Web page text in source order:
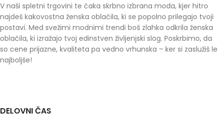
V naši spletni trgovini te čaka skrbno izbrana moda, kjer hitro
najdeš kakovostna ženska oblačila, ki se popolno prilegajo tvoji
postavi. Med svežimi modnimi trendi boš zlahka odkrila ženska
oblačila, ki izražajo tvoj edinstven življenjski slog. Poskrbimo, da
so cene prijazne, kvaliteta pa vedno vrhunska – ker si zaslužiš le
najboljše!
DELOVNI ČAS